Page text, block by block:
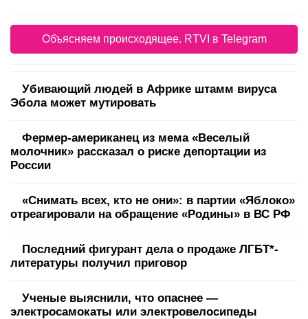
Объясняем происходящее. RTVI в Telegram
Убивающий людей в Африке штамм вируса
Эбола может мутировать
Фермер-американец из мема «Веселый
молочник» рассказал о риске депортации из
России
«Снимать всех, кто не они»: в партии «Яблоко»
отреагировали на обращение «Родины» в ВС РФ
Последний фигурант дела о продаже ЛГБТ*-
литературы получил приговор
Ученые выяснили, что опаснее —
электросамокаты или электровелосипеды